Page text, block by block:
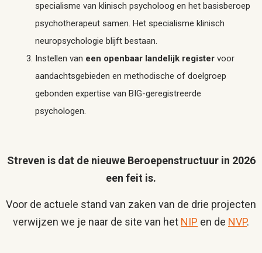
specialisme van klinisch psycholoog en het basisberoep
psychotherapeut samen. Het specialisme klinisch
neuropsychologie blijft bestaan.
Instellen van een openbaar landelijk register voor
aandachtsgebieden en methodische of doelgroep
gebonden expertise van BIG-geregistreerde
psychologen.
Streven is dat de nieuwe Beroepenstructuur in 2026
een feit is.
Voor de actuele stand van zaken van de drie projecten
verwijzen we je naar de site van het NIP en de NVP.